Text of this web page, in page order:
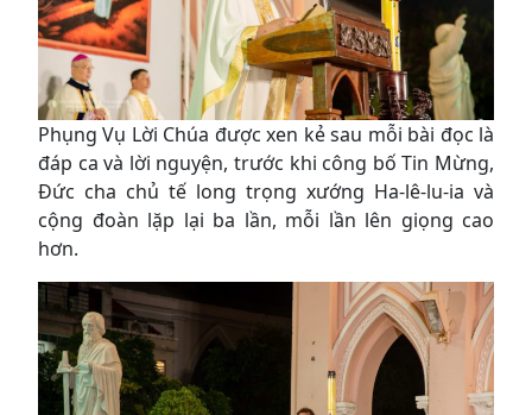
Phụng Vụ Lời Chúa được xen kẻ sau mỗi bài đọc là
đáp ca và lời nguyện, trước khi công bố Tin Mừng,
Đức cha chủ tế long trọng xướng Ha-lê-lu-ia và
cộng đoàn lặp lại ba lần, mỗi lần lên giọng cao
hơn.